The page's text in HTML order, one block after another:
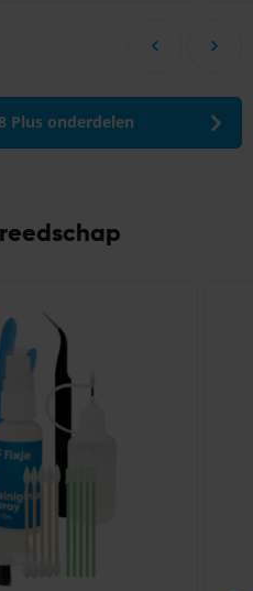
Plus onderdelen